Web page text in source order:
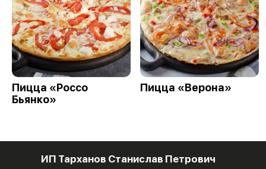
Пицца «Россо
Бьянко»
Пицца «Верона»
ИП Тарханов Станислав Петрович